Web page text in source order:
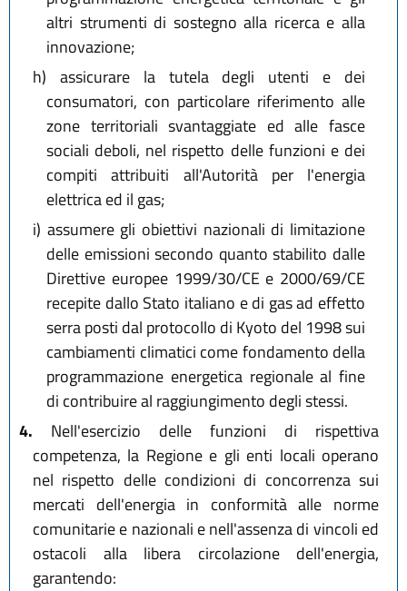
altri strumenti di sostegno alla ricerca e alla
innovazione;
h) assicurare la tutela degli utenti e dei
consumatori, con particolare riferimento alle
zone territoriali svantaggiate ed alle fasce
sociali deboli, nel rispetto delle funzioni e dei
compiti attribuiti all'Autorità per l'energia
elettrica ed il gas;
i) assumere gli obiettivi nazionali di limitazione
delle emissioni secondo quanto stabilito dalle
Direttive europee 1999/30/CE e 2000/69/CE
recepite dallo Stato italiano e di gas ad effetto
serra posti dal protocollo di Kyoto del 1998 sui
cambiamenti climatici come fondamento della
programmazione energetica regionale al fine
di contribuire al raggiungimento degli stessi.
4. Nell'esercizio delle funzioni di rispettiva
competenza, la Regione e gli enti locali operano
nel rispetto delle condizioni di concorrenza sui
mercati dell'energia in conformità alle norme
comunitarie e nazionali e nell'assenza di vincoli ed
ostacoli alla libera circolazione dell'energia,
garantendo: